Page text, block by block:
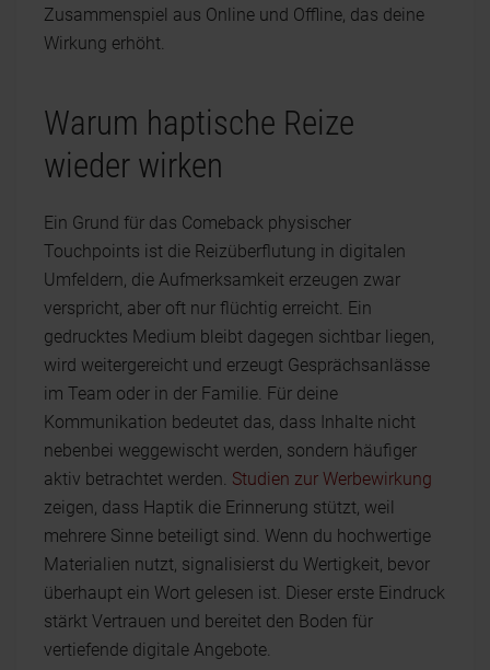
Zusammenspiel aus Online und Offline, das deine
Wirkung erhöht.
Warum haptische Reize
wieder wirken
Ein Grund für das Comeback physischer
Touchpoints ist die Reizüberflutung in digitalen
Umfeldern, die Aufmerksamkeit erzeugen zwar
verspricht, aber oft nur flüchtig erreicht. Ein
gedrucktes Medium bleibt dagegen sichtbar liegen,
wird weitergereicht und erzeugt Gesprächsanlässe
im Team oder in der Familie. Für deine
Kommunikation bedeutet das, dass Inhalte nicht
nebenbei weggewischt werden, sondern häufiger
aktiv betrachtet werden. Studien zur Werbewirkung
zeigen, dass Haptik die Erinnerung stützt, weil
mehrere Sinne beteiligt sind. Wenn du hochwertige
Materialien nutzt, signalisierst du Wertigkeit, bevor
überhaupt ein Wort gelesen ist. Dieser erste Eindruck
stärkt Vertrauen und bereitet den Boden für
vertiefende digitale Angebote.